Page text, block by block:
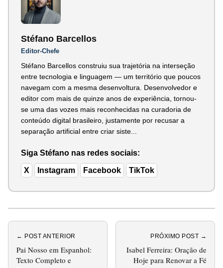
Stéfano Barcellos
Editor-Chefe
Stéfano Barcellos construiu sua trajetória na interseção
entre tecnologia e linguagem — um território que poucos
navegam com a mesma desenvoltura. Desenvolvedor e
editor com mais de quinze anos de experiência, tornou-
se uma das vozes mais reconhecidas na curadoria de
conteúdo digital brasileiro, justamente por recusar a
separação artificial entre criar siste...
Siga Stéfano nas redes sociais:
X Instagram Facebook TikTok
← POST ANTERIOR
Pai Nosso em Espanhol:
Texto Completo e
PRÓXIMO POST →
Isabel Ferreira: Oração de
Hoje para Renovar a Fé